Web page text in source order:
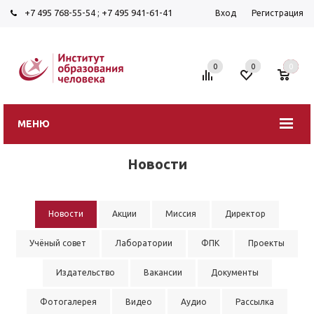
+7 495 768-55-54 ; +7 495 941-61-41 Вход Регистрация
МЕНЮ
0 0 0
Новости
Новости Акции Миссия Директор
Учёный совет Лаборатории ФПК Проекты
Издательство Вакансии Документы
Фотогалерея Видео Аудио Рассылка